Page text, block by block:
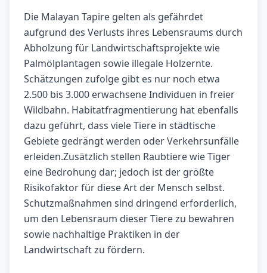
Die Malayan Tapire gelten als gefährdet
aufgrund des Verlusts ihres Lebensraums durch
Abholzung für Landwirtschaftsprojekte wie
Palmölplantagen sowie illegale Holzernte.
Schätzungen zufolge gibt es nur noch etwa
2.500 bis 3.000 erwachsene Individuen in freier
Wildbahn. Habitatfragmentierung hat ebenfalls
dazu geführt, dass viele Tiere in städtische
Gebiete gedrängt werden oder Verkehrsunfälle
erleiden.Zusätzlich stellen Raubtiere wie Tiger
eine Bedrohung dar; jedoch ist der größte
Risikofaktor für diese Art der Mensch selbst.
Schutzmaßnahmen sind dringend erforderlich,
um den Lebensraum dieser Tiere zu bewahren
sowie nachhaltige Praktiken in der
Landwirtschaft zu fördern.